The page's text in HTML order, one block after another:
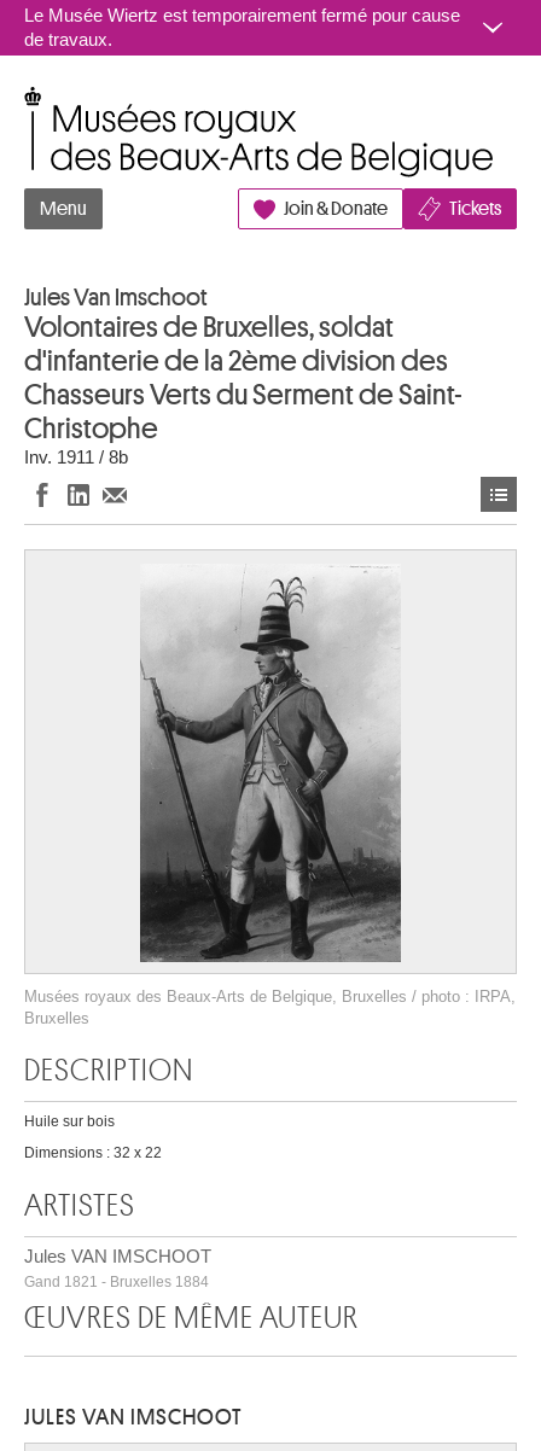
Aller au contenu
Le Musée Wiertz est temporairement fermé pour cause
de travaux.
Menu Join & Donate Tickets
Jules Van Imschoot
Volontaires de Bruxelles, soldat
d'infanterie de la 2ème division des
Chasseurs Verts du Serment de Saint-
Christophe
Inv. 1911 / 8b
Musées royaux des Beaux-Arts de Belgique, Bruxelles / photo : IRPA,
Bruxelles
DESCRIPTION
Huile sur bois
Dimensions : 32 x 22
ARTISTES
Jules VAN IMSCHOOT
Gand 1821 - Bruxelles 1884
ŒUVRES DE MÊME AUTEUR
JULES VAN IMSCHOOT